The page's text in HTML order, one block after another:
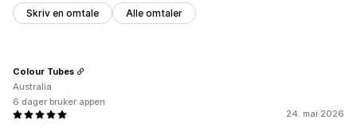
Skriv en omtale Alle omtaler
24. mai 2026
Colour Tubes
Australia
6 dager bruker appen